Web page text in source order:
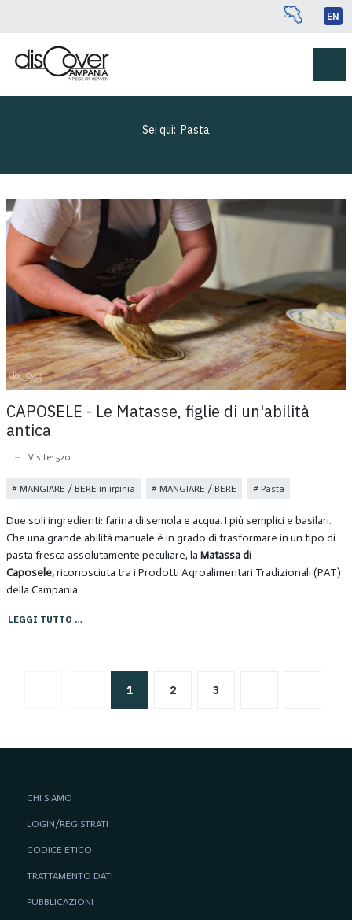
EN
Sei qui: Pasta
CAPOSELE - Le Matasse, figlie di un'abilità
antica
Visite: 520
MANGIARE / BERE in irpinia MANGIARE / BERE Pasta
Due soli ingredienti: farina di semola e acqua. I più semplici e basilari.
Che una grande abilità manuale è in grado di trasformare in un tipo di
pasta fresca assolutamente peculiare, la Matassa di
Caposele,riconosciuta tra i Prodotti Agroalimentari Tradizionali (PAT)
della Campania.
LEGGI TUTTO …
1 2 3
CHI SIAMO
LOGIN/REGISTRATI
CODICE ETICO
TRATTAMENTO DATI
PUBBLICAZIONI